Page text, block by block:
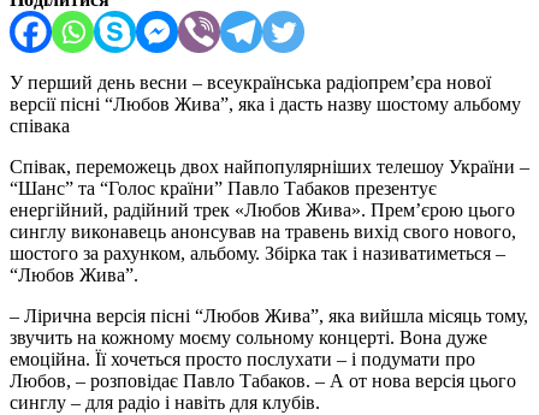
У перший день весни – всеукраїнська радіопрем’єра нової
версії пісні “Любов Жива”, яка і дасть назву шостому альбому
співака
Співак, переможець двох найпопулярніших телешоу України –
“Шанс” та “Голос країни” Павло Табаков презентує
енергійний, радійний трек «Любов Жива». Прем’єрою цього
синглу виконавець анонсував на травень вихід свого нового,
шостого за рахунком, альбому. Збірка так і називатиметься –
“Любов Жива”.
– Лірична версія пісні “Любов Жива”, яка вийшла місяць тому,
звучить на кожному моєму сольному концерті. Вона дуже
емоційна. Її хочеться просто послухати – і подумати про
Любов, – розповідає Павло Табаков. – А от нова версія цього
синглу – для радіо і навіть для клубів.